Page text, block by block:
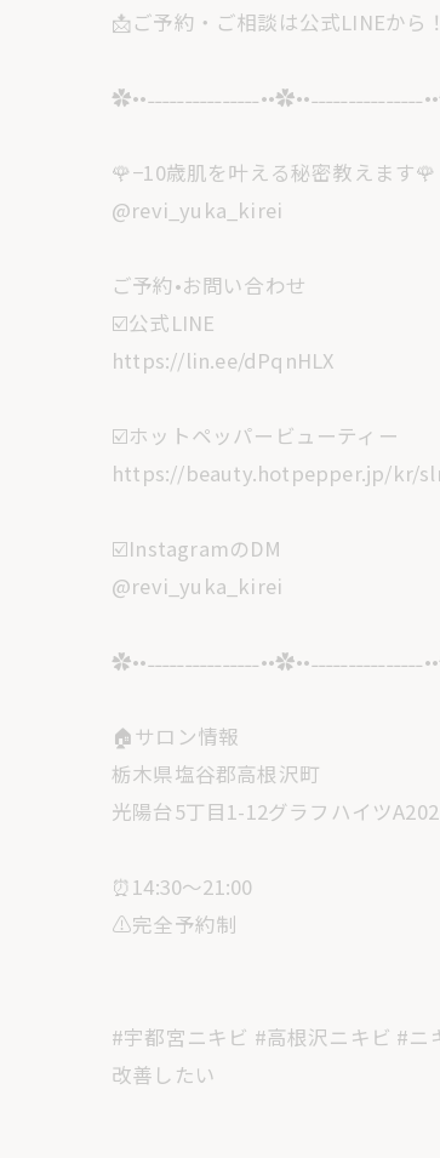
📩ご予約・ご相談は公式LINEから！
🌹−10歳肌を叶える秘密教えます🌹
@revi_yuka_kirei
ご予約•お問い合わせ
☑️公式LINE
https://lin.ee/dPqnHLX
☑️ホットペッパービューティー
https://beauty.hotpepper.jp/kr/
☑️InstagramのDM
@revi_yuka_kirei
🏠サロン情報
栃木県塩谷郡高根沢町
光陽台5丁目1-12グラフハイツA202
⏰14:30〜21:00
⚠️完全予約制
#宇都宮ニキビ #高根沢ニキビ #
改善したい